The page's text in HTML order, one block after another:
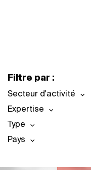
Filtre par :
Secteur d'activité
Expertise
Type
Pays